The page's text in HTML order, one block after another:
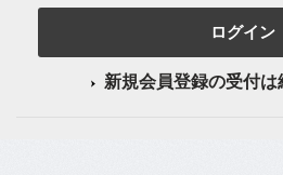
ログイン
新規会員登録の受付は